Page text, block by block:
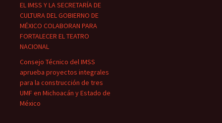
EL IMSS Y LA SECRETARÍA DE
CULTURA DEL GOBIERNO DE
MÉXICO COLABORAN PARA
FORTALECER EL TEATRO
NACIONAL
Consejo Técnico del IMSS
aprueba proyectos integrales
para la construcción de tres
UMF en Michoacán y Estado de
México